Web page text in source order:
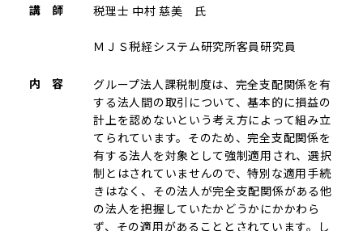
講 師 税理士 中村 慈美 氏
ＭＪＳ税経システム研究所客員研究員
内 容
グループ法人課税制度は、完全支配関係を有
する法人間の取引について、基本的に損益の
計上を認めないという考え方によって組み立
てられています。そのため、完全支配関係を
有する法人を対象として強制適用され、選択
制とはされていませんので、特別な適用手続
きはなく、その法人が完全支配関係がある他
の法人を把握していたかどうかにかかわら
ず、その適用があることとされています。し